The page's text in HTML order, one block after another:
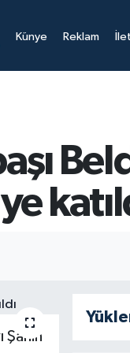
Künye Reklam
Şahin